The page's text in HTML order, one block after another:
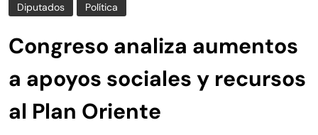
Diputados Política
Congreso analiza aumentos
a apoyos sociales y recursos
al Plan Oriente